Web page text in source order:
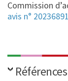
Commission
avis n°
Références